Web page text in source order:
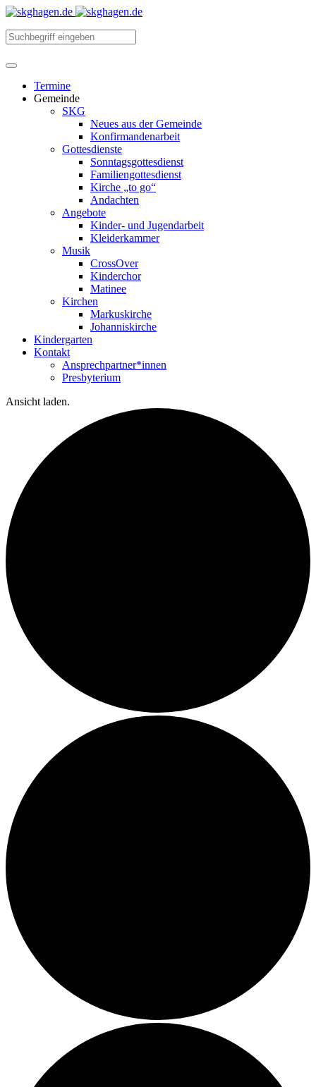
Termine
Gemeinde
SKG
Neues aus der Gemeinde
Konfirmandenarbeit
Gottesdienste
Sonntagsgottesdienst
Familiengottesdienst
Kirche „to go“
Andachten
Angebote
Kinder- und Jugendarbeit
Kleiderkammer
Musik
CrossOver
Kinderchor
Matinee
Kirchen
Markuskirche
Johanniskirche
Kindergarten
Kontakt
Ansprechpartner*innen
Presbyterium
Ansicht laden.